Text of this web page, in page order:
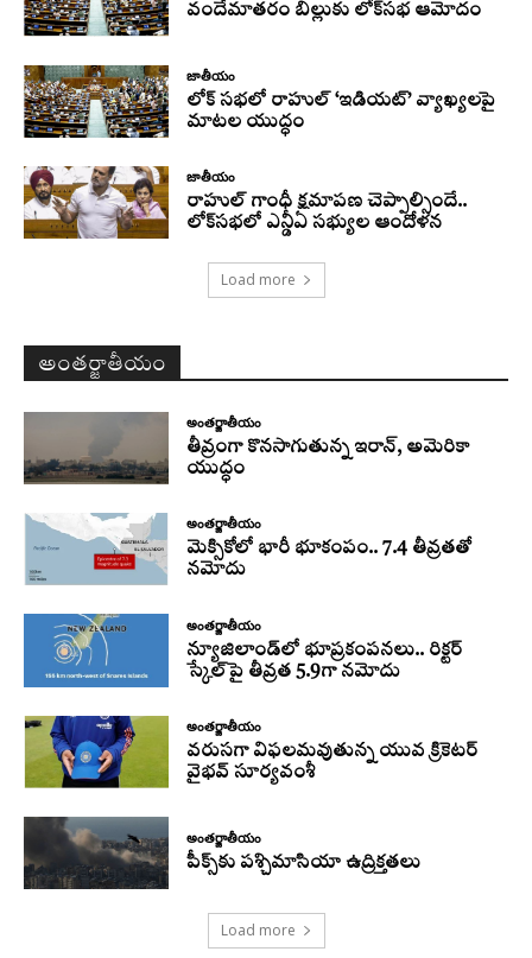
వందేమాతరం బిల్లుకు లోక్‌సభ ఆమోదం
జాతీయం
లోక్ సభలో రాహుల్ ‘ఇడియట్’ వ్యాఖ్యలపై
మాటల యుద్ధం
జాతీయం
రాహుల్‌ గాంధీ క్షమాపణ చెప్పాల్సిందే..
లోక్‌సభలో ఎన్డీఏ సభ్యుల ఆందోళన
Load more
అంతర్జాతీయం
అంతర్జాతీయం
తీవ్రంగా కొనసాగుతున్న ఇరాన్‌, అమెరికా
యుద్ధం
అంతర్జాతీయం
మెక్సికోలో భారీ భూకంపం.. 7.4 తీవ్రతతో
నమోదు
అంతర్జాతీయం
న్యూజిలాండ్‌లో భూప్రకంపనలు.. రిక్టర్‌
స్కేల్‌పై తీవ్రత 5.9గా నమోదు
అంతర్జాతీయం
వరుసగా విఫలమవుతున్న యువ క్రికెటర్
వైభవ్ సూర్యవంశీ
అంతర్జాతీయం
పీక్స్‌కు పశ్చిమాసియా ఉద్రిక్తతలు
Load more